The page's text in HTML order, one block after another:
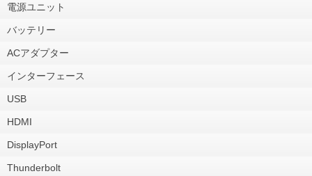
電源ユニット
バッテリー
ACアダプター
インターフェース
USB
HDMI
DisplayPort
Thunderbolt